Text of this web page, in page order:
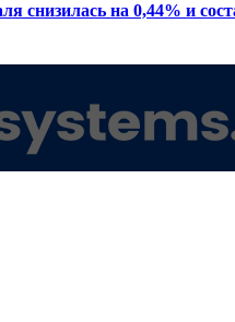
снизилась на 0,44% и